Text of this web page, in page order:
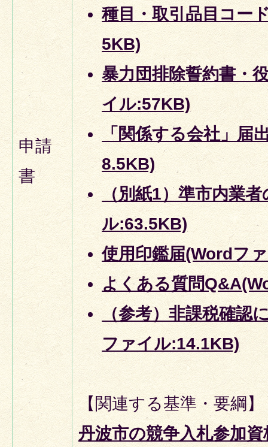
申請
書
種目・取引品目コー
5KB)
暴力団排除誓約書・
イル:57KB)
「関係する会社」届
8.5KB)
（別紙1）準市内業
ル:63.5KB)
使用印鑑届(Wordフ
よくある質問
（参考）非課税確認
ファイル:14.1KB)
【関連する基準・要綱】
丹波市の競争入札参加